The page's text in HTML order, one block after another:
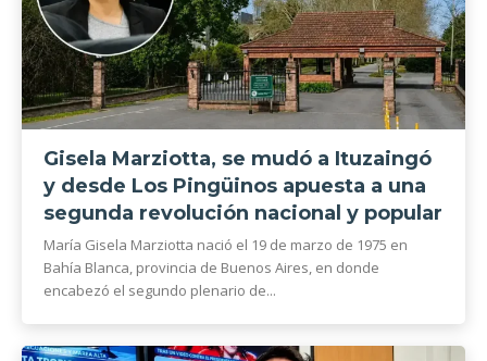
Gisela Marziotta, se mudó a Ituzaingó
y desde Los Pingüinos apuesta a una
segunda revolución nacional y popular
María Gisela Marziotta nació el 19 de marzo de 1975 en
Bahía Blanca, provincia de Buenos Aires, en donde
encabezó el segundo plenario de...